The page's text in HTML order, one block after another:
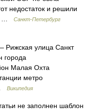
недостаток и решили
…
Санкт-Петербург
Рижская улица Санкт
города
Малая Охта
метро
Википедия
не заполнен шаблон